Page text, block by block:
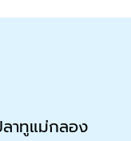
าทูแม่กลอง